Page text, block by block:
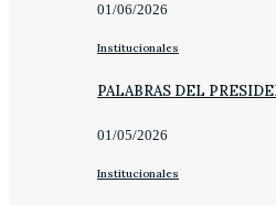
01/06/2026
Institucionales
PALABRAS DEL
01/05/2026
Institucionales